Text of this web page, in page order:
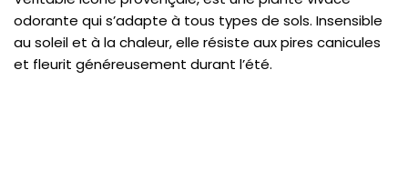
odorante qui s’adapte à tous types de sols. Insensible
au soleil et à la chaleur, elle résiste aux pires canicules
et fleurit généreusement durant l’été.